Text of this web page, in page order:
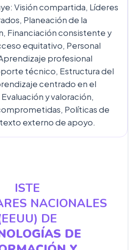
Visión compartida, Líderes
Planeación de la
Financiación consistente y
equitativo, Personal
profesional
técnico, Estructura del
centrado en el
y valoración,
Políticas de
externo de apoyo.
ISTE
NACIONALES
DE
DE